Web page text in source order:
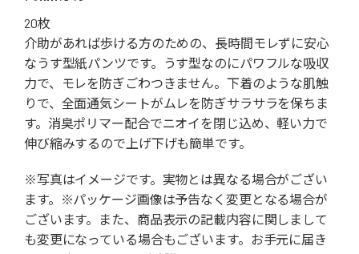
20枚
介助があれば歩ける方のための、長時間モレずに安心
なうす型紙パンツです。うす型なのにパワフルな吸収
力で、モレを防ぎごわつきません。下着のような肌触
りで、全面通気シートがムレを防ぎサラサラを保ちま
す。消臭ポリマー配合でニオイを閉じ込め、軽い力で
伸び縮みするので上げ下げも簡単です。
※写真はイメージです。実物とは異なる場合がござい
ます。※パッケージ画像は予告なく変更となる場合が
ございます。また、商品表示の記載内容に関しまして
も変更になっている場合もございます。お手元に届き